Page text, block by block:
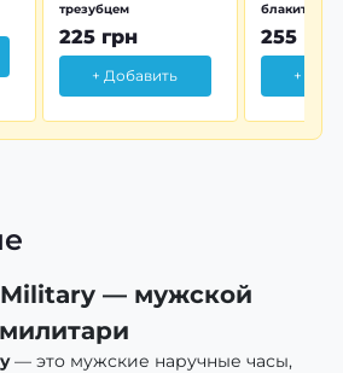
трезубцем
225 грн
+ Добавить
блакитна
255 грн
+
Military — мужской
— это мужские наручные часы,